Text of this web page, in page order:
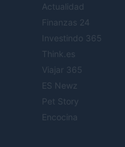
Actualidad
Finanzas 24
Investindo 365
Think.es
Viajar 365
ES Newz
Pet Story
Encocina